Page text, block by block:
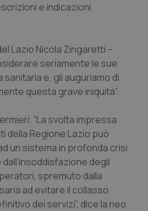
Rettocolite Ulcerosa
neurodegenerative
e indicazioni
Lazio Nicola Zingaretti –
seriamente le sue
e, gli auguriamo di
questa grave iniquità”.
“La svolta impressa
della Regione Lazio può
un sistema in profonda crisi
degli
spremuto dalla
ad evitare il collasso
dei servizi”, dice la neo